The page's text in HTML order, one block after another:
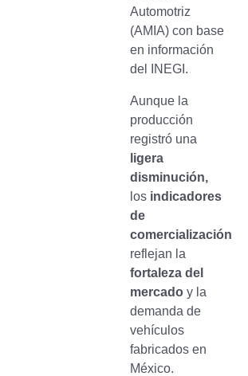
Automotriz
(AMIA) con base
en información
del INEGI.
Aunque la
producción
registró una
ligera
disminución,
los indicadores
de
comercialización
reflejan la
fortaleza del
mercadoy la
demanda de
vehículos
fabricados en
México.